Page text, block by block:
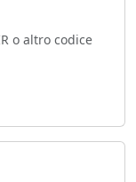
o altro codice